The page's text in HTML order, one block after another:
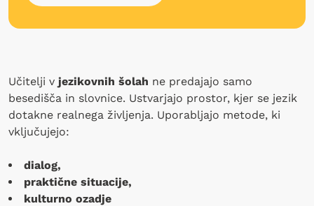
Učitelji v jezikovnih šolah ne predajajo samo
besedišča in slovnice. Ustvarjajo prostor, kjer se jezik
dotakne realnega življenja. Uporabljajo metode, ki
vključujejo:
dialog,
praktične situacije,
kulturno ozadje